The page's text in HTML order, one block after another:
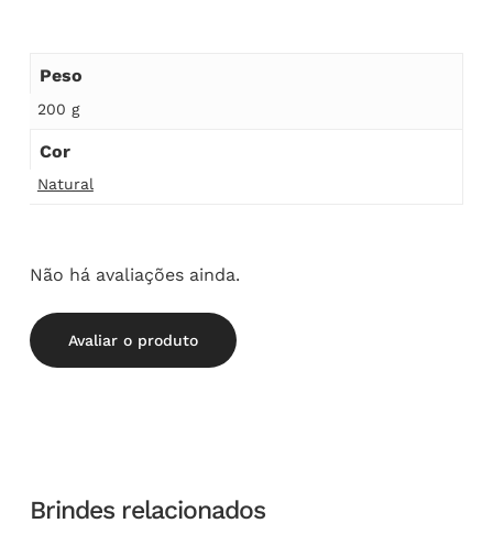
Peso
200 g
Cor
Natural
Não há avaliações ainda.
Avaliar o produto
Brindes relacionados